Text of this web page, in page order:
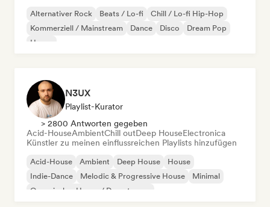
Alternativer Rock Beats / Lo-fi
Chill / Lo-fi Hip-Hop
Kommerziell / Mainstream
Dance Disco
Dream Pop
House
N3UX
Playlist-Kurator
> 2800 Antworten gegeben
Acid-HouseAmbientChill outDeep HouseElectronica
Künstler zu meinen einflussreichen Playlists hinzufügen
Acid-House Ambient Deep House
House
Indie-Dance
Melodic & Progressive House
Minimal
Organischer House / Downtempo